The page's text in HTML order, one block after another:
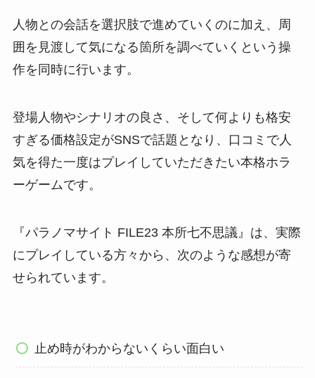
人物との会話を選択肢で進めていくのに加え、周
囲を見渡して気になる箇所を調べていくという操
作を同時に行います。
登場人物やシナリオの良さ、そして何よりも格安
すぎる価格設定がSNSで話題となり、口コミで人
気を得た一度はプレイしていただきたい本格ホラ
ーゲームです。
『パラノマサイト FILE23 本所七不思議』は、実際
にプレイしている方々から、次のような感想が寄
せられています。
止め時がわからないくらい面白い